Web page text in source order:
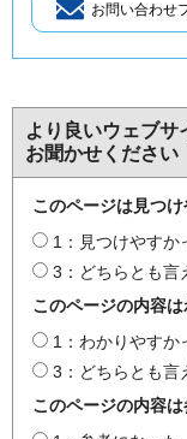
より良いウェブサ
お聞かせください
このページは見つ
1：見つけやすか
3：どちらとも言
このページの内容
1：わかりやすか
3：どちらとも言
このページの内容